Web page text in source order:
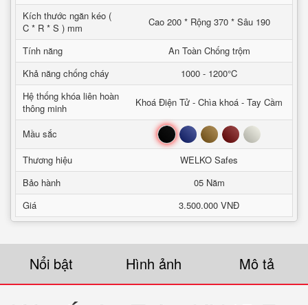
Kích thước ngăn kéo (
C * R * S ) mm
Cao 200 * Rộng 370 * Sâu 190
Tính năng
An Toàn Chống trộm
Khả năng chống cháy
1000 - 1200°C
Hệ thống khóa liên hoàn
thông minh
Khoá Điện Tử - Chìa khoá - Tay Cầm
Mầu sắc Đen Xanh Nâu Đỏ Trắng
Thương hiệu
WELKO Safes
Bảo hành
05 Năm
Giá
3.500.000 VNĐ
Nổi bật Hình ảnh Mô tả